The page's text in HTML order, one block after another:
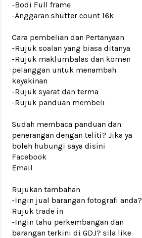
-Bodi Full frame
-Anggaran shutter count 16k
Cara pembelian dan Pertanyaan
-Rujuk soalan yang biasa ditanya
-Rujuk maklumbalas dan komen
pelanggan untuk menambah
keyakinan
-Rujuk syarat dan terma
-Rujuk panduan membeli
Sudah membaca panduan dan
penerangan dengan teliti? Jika ya
boleh hubungi saya disini
Facebook
Email
Rujukan tambahan
-Ingin jual barangan fotografi anda?
Rujuk trade in
-Ingin tahu perkembangan dan
barangan terkini di GDJ? sila like